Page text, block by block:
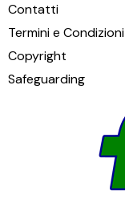
Contatti
Termini e Condizioni
Copyright
Safeguarding